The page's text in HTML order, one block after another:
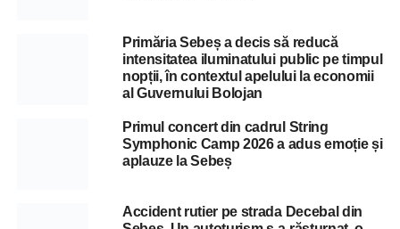
Primăria Sebeș a decis să reducă
intensitatea iluminatului public pe timpul
nopții, în contextul apelului la economii
al Guvernului Bolojan
Primul concert din cadrul String
Symphonic Camp 2026 a adus emoție și
aplauze la Sebeș
Accident rutier pe strada Decebal din